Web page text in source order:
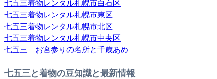
七五三着物レンタル札幌市白石区
七五三着物レンタル札幌市東区
七五三着物レンタル札幌市北区
七五三着物レンタル札幌市中央区
七五三 お宮参りの名所と千歳あめ
七五三と着物の豆知識と最新情報